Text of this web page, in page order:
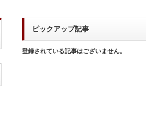
ピックアップ記事
登録されている記事はございません。